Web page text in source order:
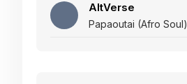
AltVerse
Papaoutai (Afro Soul)